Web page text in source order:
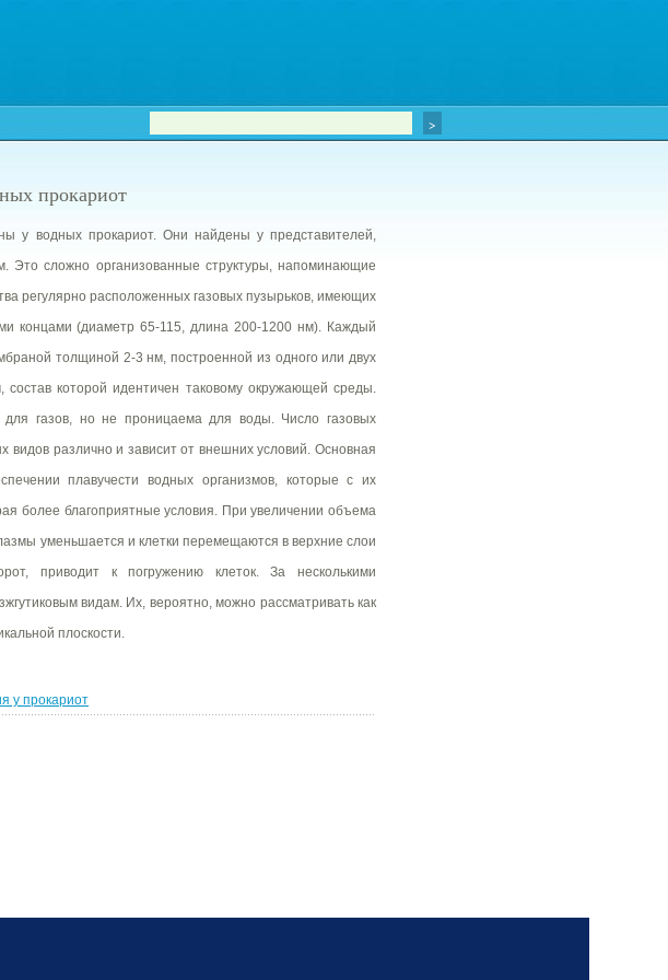
прокариот
у водных прокариот. Они найдены у представителей,
Это сложно организованные структуры, напоминающие
регулярно расположенных газовых пузырьков, имеющих
концами (диаметр 65-115, длина 200-1200 нм). Каждый
толщиной 2-3 нм, построенной из одного или двух
состав которой идентичен таковому окружающей среды.
для газов, но не проницаема для воды. Число газовых
видов различно и зависит от внешних условий. Основная
плавучести водных организмов, которые с их
более благоприятные условия. При увеличении объема
уменьшается и клетки перемещаются в верхние слои
приводит к погружению клеток. За несколькими
видам. Их, вероятно, можно рассматривать как
плоскости.
у прокариот